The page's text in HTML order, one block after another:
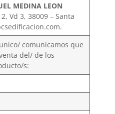
MEDINA LEON
Vd 3, 38009 – Santa
comunicamos que
del/ de los
s: